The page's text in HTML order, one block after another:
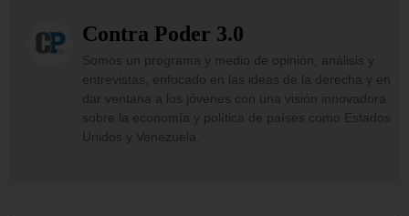
Contra Poder 3.0
Somos un programa y medio de opinión, análisis y
entrevistas, enfocado en las ideas de la derecha y en
dar ventana a los jóvenes con una visión innovadora
sobre la economía y política de países como Estados
Unidos y Venezuela.